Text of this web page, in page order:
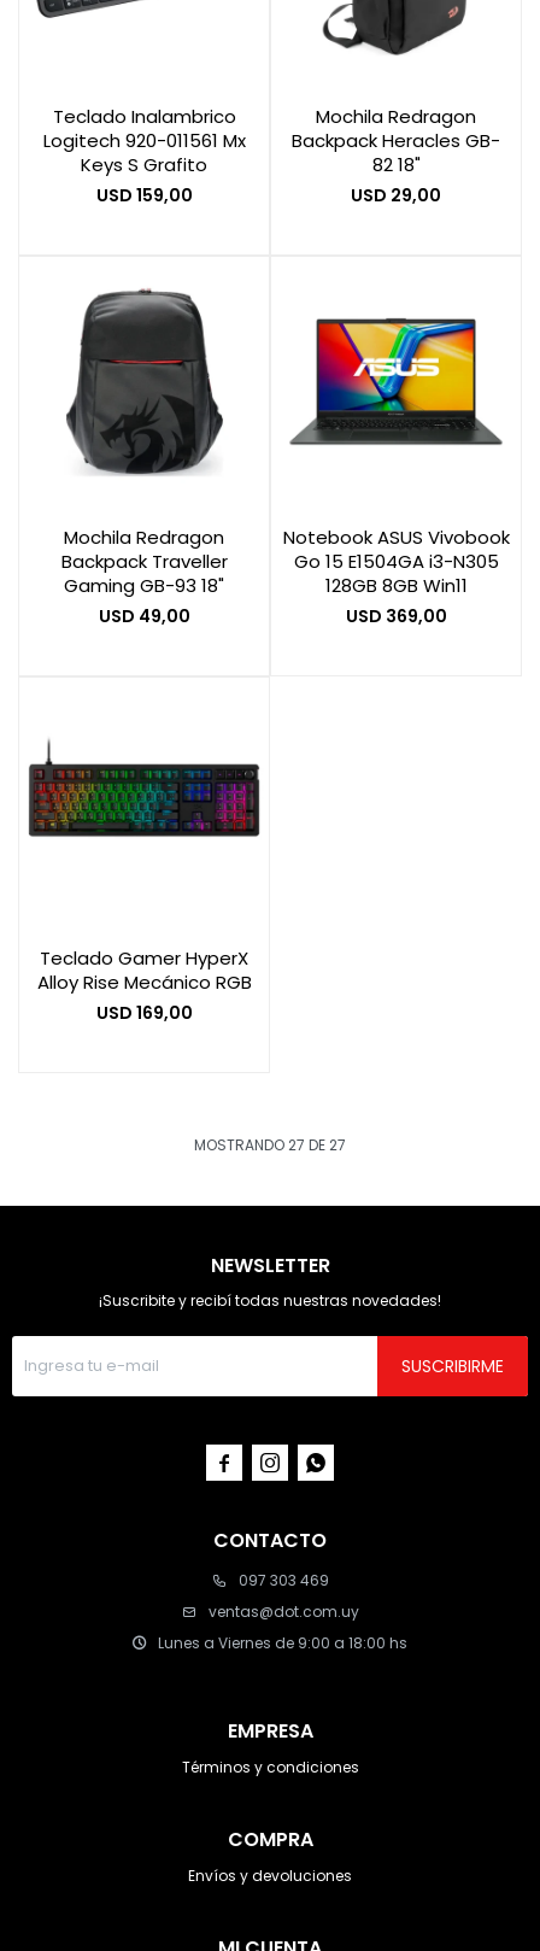
Teclado Inalambrico
Logitech 920-011561 Mx
Keys S Grafito
USD 159,00
Mochila Redragon
Backpack Heracles GB-
82 18"
USD 29,00
Mochila Redragon
Backpack Traveller
Gaming GB-93 18"
USD 49,00
Notebook ASUS Vivobook
Go 15 E1504GA i3-N305
128GB 8GB Win11
USD 369,00
Teclado Gamer HyperX
Alloy Rise Mecánico RGB
USD 169,00
MOSTRANDO27 DE27
CONTACTO
097 303 469
ventas@dot.com.uy
Lunes a Viernes de 9:00 a 18:00 hs
EMPRESA
Términos y condiciones
COMPRA
Envíos y devoluciones
NEWSLETTER
¡Suscribite y recibí todas nuestras novedades!
SUSCRIBIRME
  